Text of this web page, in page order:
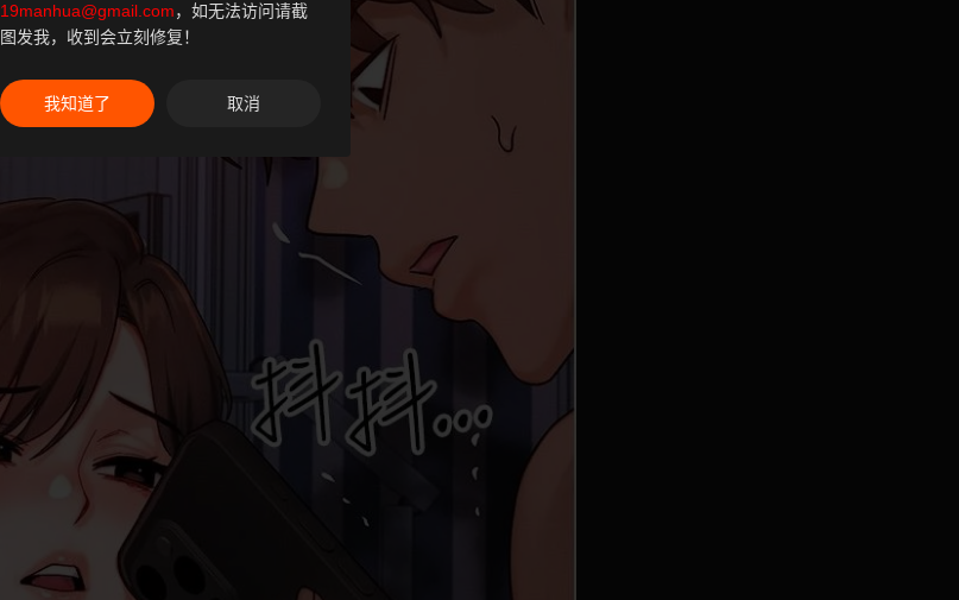
19manhua@gmail.com，如无法访问请截
图发我，收到会立刻修复！
我知道了 取消